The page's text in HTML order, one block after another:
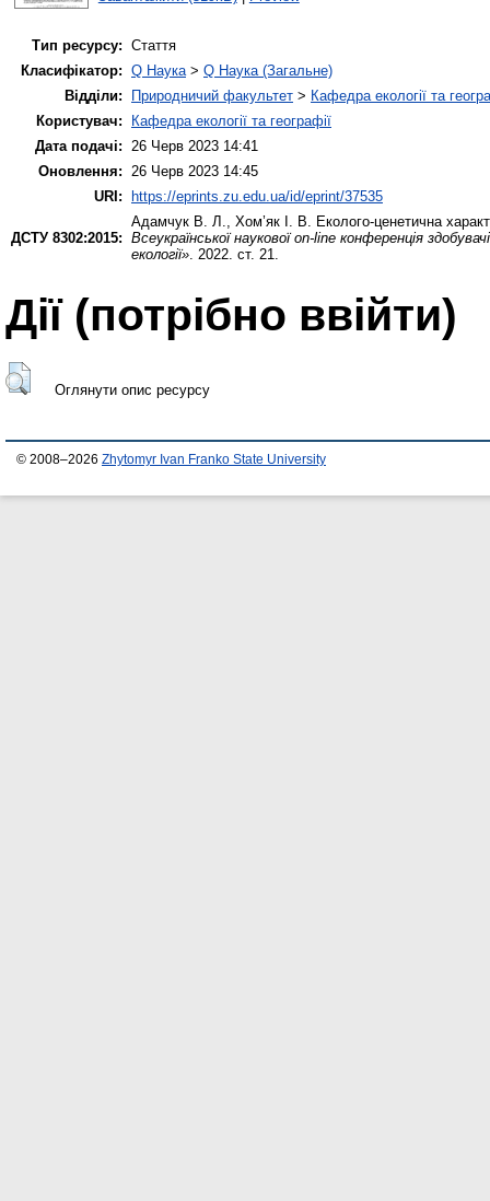
Тип ресурсу: Стаття
Класифікатор: Q Наука> Q Наука (Загальне)
Відділи:
Природничий факультет > Кафедра екології та
Користувач:
Кафедра екології та географії
Дата подачі: 26 Черв 2023 14:41
Оновлення: 26 Черв 2023 14:45
URI:
https://eprints.zu.edu.ua/id/eprint/37535
ДСТУ 8302:2015:
Адамчук В. Л., Хом’як І. В. Еколого-ценетична
Всеукраїнської наукової on-line конференція
екології». 2022. ст. 21.
Дії ​​(потрібно ввійти)
Оглянути опис ресурсу
© 2008–2026 Zhytomyr Ivan Franko State University